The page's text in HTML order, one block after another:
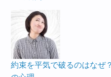
約束を平気で破るのはなぜ